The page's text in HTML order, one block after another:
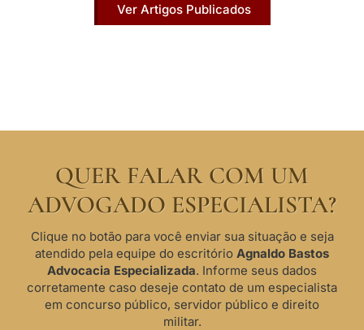
Ver Artigos Publicados
QUER FALAR COM UM
ADVOGADO ESPECIALISTA?
Clique no botão para você enviar sua situação e seja
atendido pela equipe do escritório Agnaldo Bastos
Advocacia Especializada. Informe seus dados
corretamente caso deseje contato de um especialista
em concurso público, servidor público e direito
militar.